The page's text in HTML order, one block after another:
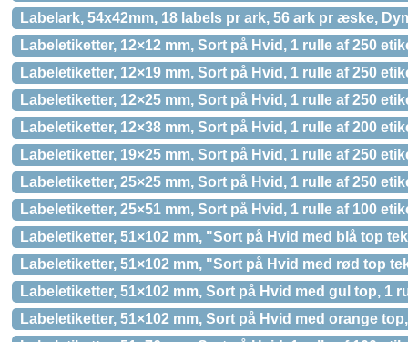
Labelark, 54x42mm, 18 labels pr ark, 56 ark pr æske,
Labeletiketter, 12×12 mm, Sort på Hvid, 1 rulle af 250
Labeletiketter, 12×19 mm, Sort på Hvid, 1 rulle af 250
Labeletiketter, 12×25 mm, Sort på Hvid, 1 rulle af 250
Labeletiketter, 12×38 mm, Sort på Hvid, 1 rulle af 200
Labeletiketter, 19×25 mm, Sort på Hvid, 1 rulle af 250
Labeletiketter, 25×25 mm, Sort på Hvid, 1 rulle af 250
Labeletiketter, 25×51 mm, Sort på Hvid, 1 rulle af 100
Labeletiketter, 51×102 mm, "Sort på Hvid med blå top
Labeletiketter, 51×102 mm, "Sort på Hvid med rød top
Labeletiketter, 51×102 mm, Sort på Hvid med gul top, 1
Labeletiketter, 51×102 mm, Sort på Hvid med orange